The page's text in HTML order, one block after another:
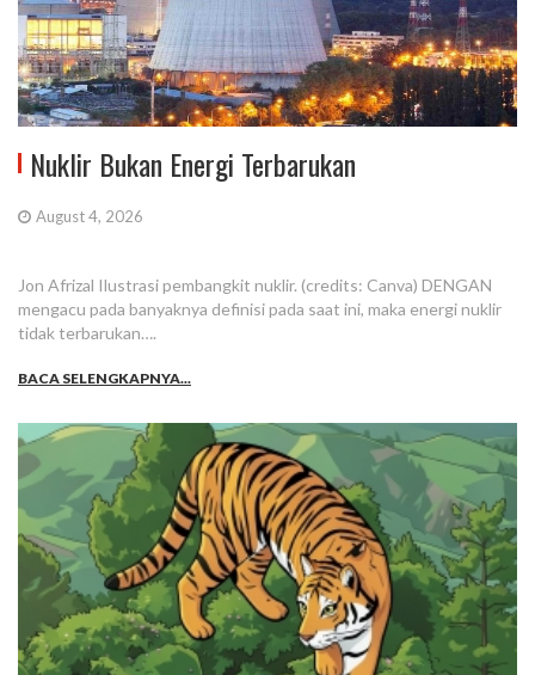
Nuklir Bukan Energi Terbarukan
August 4, 2026
Jon Afrizal Ilustrasi pembangkit nuklir. (credits: Canva) DENGAN
mengacu pada banyaknya definisi pada saat ini, maka energi nuklir
tidak terbarukan….
BACA SELENGKAPNYA...